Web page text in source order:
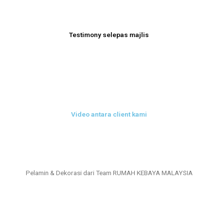
Testimony selepas majlis
Video antara client kami
Pelamin & Dekorasi dari Team RUMAH KEBAYA MALAYSIA